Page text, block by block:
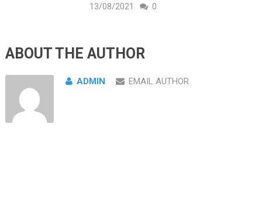
13/08/2021 0
ABOUT THE AUTHOR
ADMIN EMAIL AUTHOR